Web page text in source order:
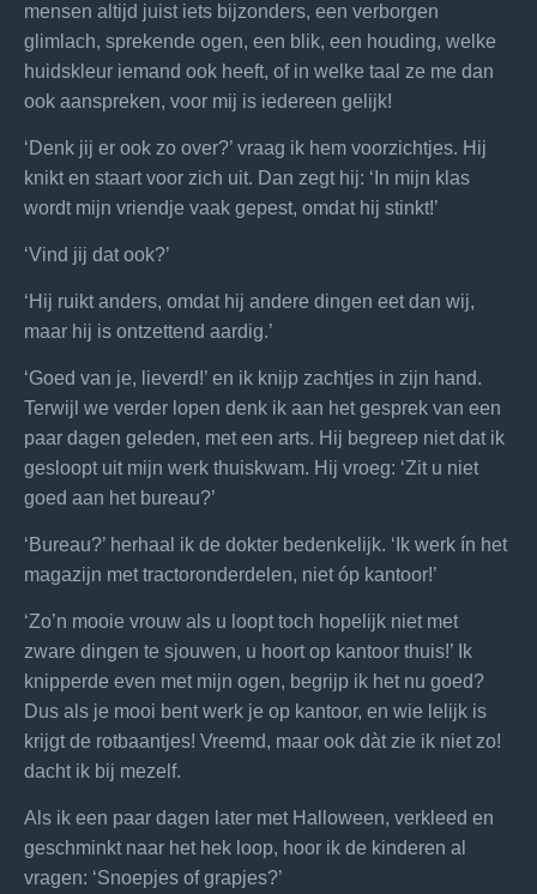
mensen altijd juist iets bijzonders, een verborgen
glimlach, sprekende ogen, een blik, een houding, welke
huidskleur iemand ook heeft, of in welke taal ze me dan
ook aanspreken, voor mij is iedereen gelijk!
‘Denk jij er ook zo over?’ vraag ik hem voorzichtjes. Hij
knikt en staart voor zich uit. Dan zegt hij: ‘In mijn klas
wordt mijn vriendje vaak gepest, omdat hij stinkt!’
‘Vind jij dat ook?’
‘Hij ruikt anders, omdat hij andere dingen eet dan wij,
maar hij is ontzettend aardig.’
‘Goed van je, lieverd!’ en ik knijp zachtjes in zijn hand.
Terwijl we verder lopen denk ik aan het gesprek van een
paar dagen geleden, met een arts. Hij begreep niet dat ik
gesloopt uit mijn werk thuiskwam. Hij vroeg: ‘Zit u niet
goed aan het bureau?’
‘Bureau?’ herhaal ik de dokter bedenkelijk. ‘Ik werk ín het
magazijn met tractoronderdelen, niet óp kantoor!’
‘Zo’n mooie vrouw als u loopt toch hopelijk niet met
zware dingen te sjouwen, u hoort op kantoor thuis!’ Ik
knipperde even met mijn ogen, begrijp ik het nu goed?
Dus als je mooi bent werk je op kantoor, en wie lelijk is
krijgt de rotbaantjes! Vreemd, maar ook dàt zie ik niet zo!
dacht ik bij mezelf.
Als ik een paar dagen later met Halloween, verkleed en
geschminkt naar het hek loop, hoor ik de kinderen al
vragen: ‘Snoepjes of grapjes?’